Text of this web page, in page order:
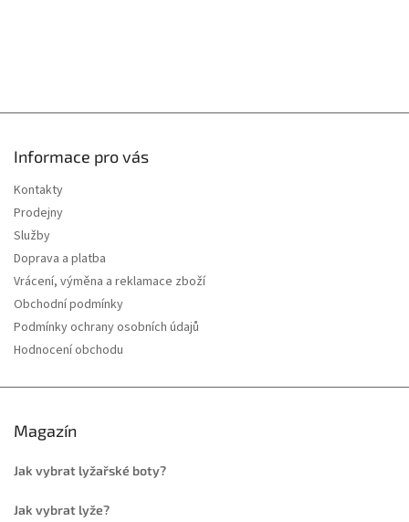
Informace pro vás
Kontakty
Prodejny
Služby
Doprava a platba
Vrácení, výměna a reklamace zboží
Obchodní podmínky
Podmínky ochrany osobních údajů
Hodnocení obchodu
Magazín
Jak vybrat lyžařské boty?
Jak vybrat lyže?